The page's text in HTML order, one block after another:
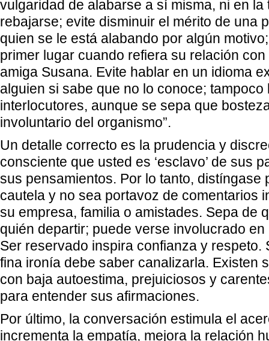
vulgaridad de alabarse a sí misma, ni en la
rebajarse; evite disminuir el mérito de una
quien se le está alabando por algún
primer lugar cuando refiera su relación con
amiga Susana. Evite hablar en un idioma
alguien si sabe que no lo conoce;
interlocutores, aunque se sepa que
involuntario del organismo”.
Un detalle correcto es la prudencia y
consciente que usted es ‘esclavo’ de sus
sus pensamientos. Por lo tanto, distíngase
cautela y no sea portavoz de comentarios
su empresa, familia o amistades. Sepa de
quién departir; puede verse involucrado
Ser reservado inspira confianza y respeto.
fina ironía debe saber canalizarla. Existen
con baja autoestima, prejuiciosos y
para entender sus afirmaciones.
Por último, la conversación estimula el
incrementa la empatía, mejora la relación